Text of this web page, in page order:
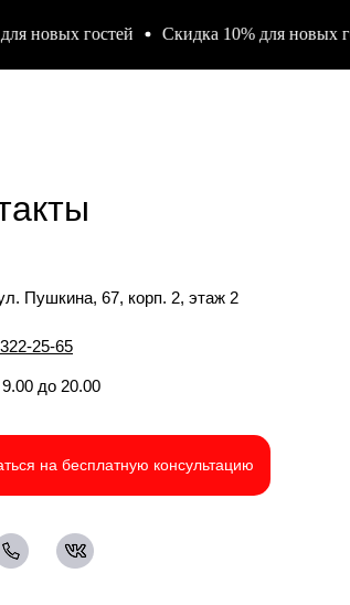
гостей Скидка 10% для новых гостей
Пушкина, 67, корп. 2, этаж 2
25-65
до 20.00
на бесплатную консультацию